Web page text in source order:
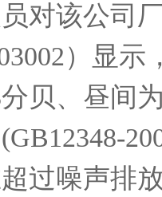
对该公司
）显
贝、昼间
过噪声排